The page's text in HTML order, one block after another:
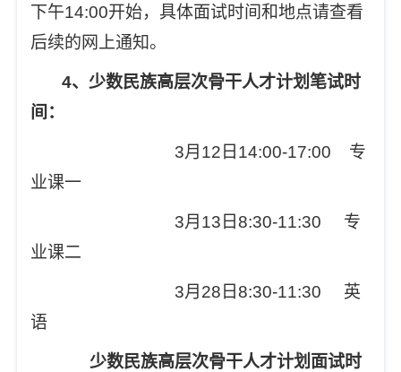
下午14:00开始，具体面试时间和地点请查看
后续的网上通知。
4、少数民族高层次骨干人才计划笔试时
间：
3月12日14:00-17:00 专
业课一
3月13日8:30-11:30 专
业课二
3月28日8:30-11:30 英
语
少数民族高层次骨干人才计划面试时